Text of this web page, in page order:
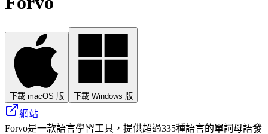
下載 macOS 版 下載 Windows 版
網站
Forvo是一款語言學習工具，提供超過335種語言的單詞母語發